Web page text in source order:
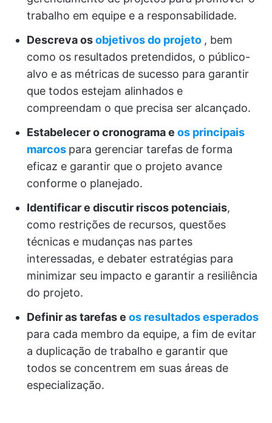
trabalho em equipe e a responsabilidade.
Descreva osobjetivos do projeto , bem
como os resultados pretendidos, o público-
alvo e as métricas de sucesso para garantir
que todos estejam alinhados e
compreendam o que precisa ser alcançado.
Estabelecer o cronograma e os principais
marcos para gerenciar tarefas de forma
eficaz e garantir que o projeto avance
conforme o planejado.
Identificar e discutir riscos potenciais,
como restrições de recursos, questões
técnicas e mudanças nas partes
interessadas, e debater estratégias para
minimizar seu impacto e garantir a resiliência
do projeto.
Definir as tarefas e os resultados esperados
para cada membro da equipe, a fim de evitar
a duplicação de trabalho e garantir que
todos se concentrem em suas áreas de
especialização.